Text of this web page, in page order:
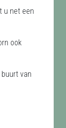
u net een
ook
van